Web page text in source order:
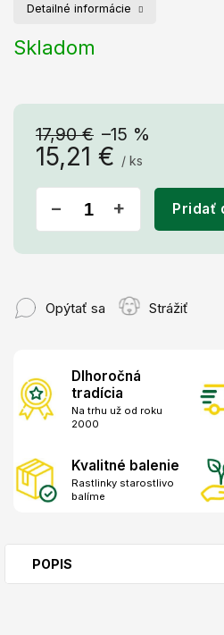
17,90 € –15 %
15,21 € / ks
Jednotková
Skladom
+
− Pridať
Detailné informácie
Opýtať sa Strážiť
Dlhoročná
tradícia
Na trhu už od roku
2000
Kvalitné balenie
Rastlinky starostlivo
balíme
POPIS